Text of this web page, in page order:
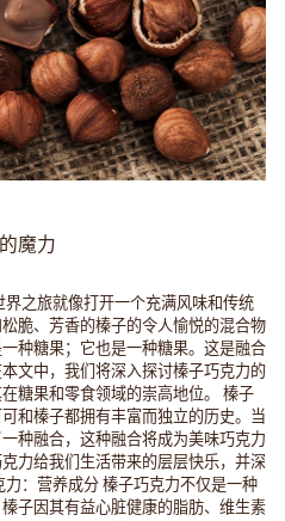
魔力
之旅就像打开一个充满风味和传统
脆、芳香的榛子的令人愉悦的混合物
种糖果；它也是一种糖果。这是融合
文中，我们将深入探讨榛子巧克力的
糖果和零食领域的崇高地位。 榛子
和榛子都拥有丰富而独立的历史。当
种融合，这种融合将成为美味巧克力
力给我们生活带来的层层快乐，并深
：营养成分 榛子巧克力不仅是一种
子因其有益心脏健康的脂肪、维生素